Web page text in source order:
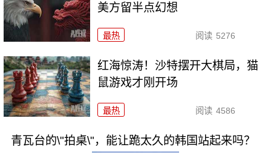
美方留半点幻想
最热 阅读 5276
红海惊涛！沙特摆开大棋局，猫
鼠游戏才刚开场
最热 阅读 4586
青瓦台的\"拍桌\"，能让跪太久的韩国站起来吗？